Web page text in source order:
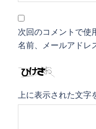
次回のコメントで使
名前、メールアドレ
上に表示された文字